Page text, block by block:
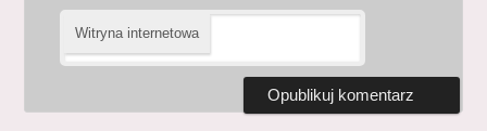
Witryna internetowa